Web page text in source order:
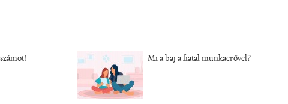
Mi a baj a fiatal munkaerővel?